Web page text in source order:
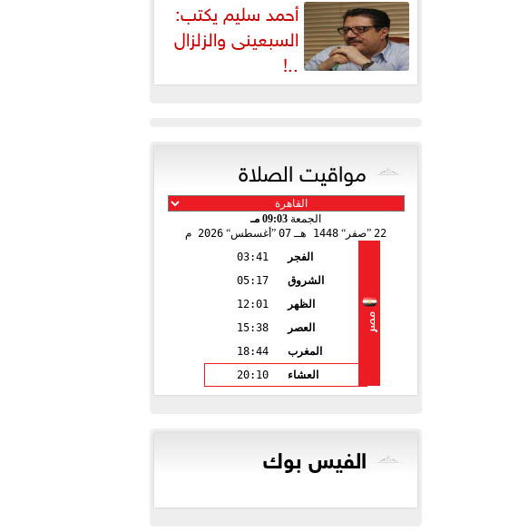
أحمد سليم يكتب:
السبعينى والزلزال
..!
مواقيت الصلاة
الجمعة 09:03 مـ
22 صفر 1448 هـ 07 أغسطس 2026 م
مصر
الفجر
03:41
الشروق
05:17
الظهر
12:01
العصر
15:38
المغرب
18:44
العشاء
20:10
الفيس بوك